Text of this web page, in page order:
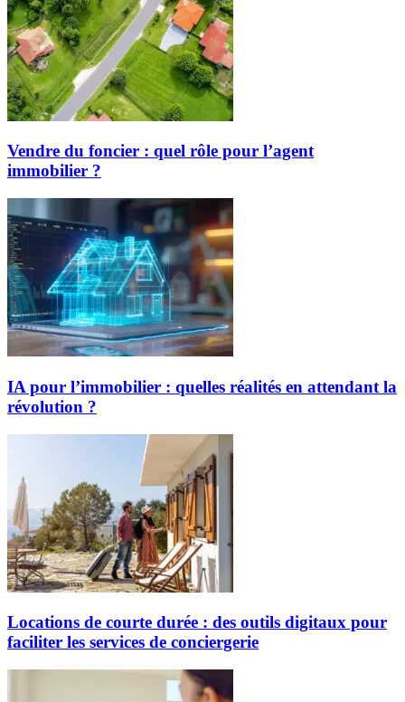
Vendre du foncier : quel rôle pour l’agent
immobilier ?
IA pour l’immobilier : quelles réalités en attendant la
révolution ?
Locations de courte durée : des outils digitaux pour
faciliter les services de conciergerie